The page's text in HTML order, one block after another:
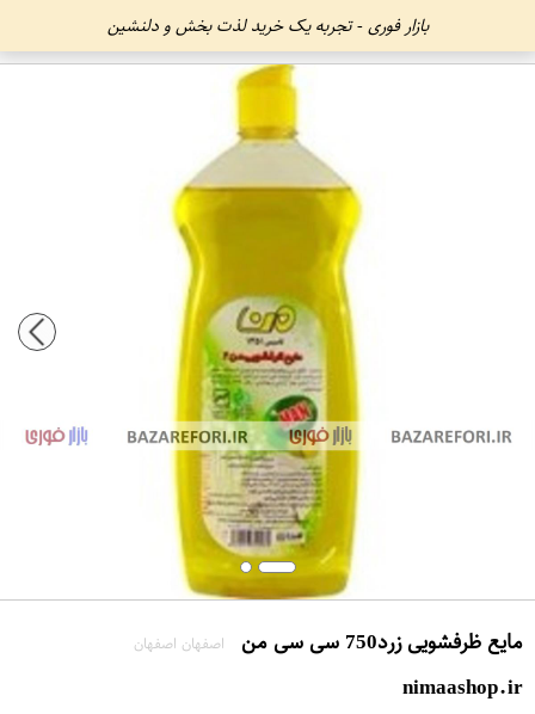
بازار فوری - تجربه یک خرید لذت بخش و دلنشین
مایع ظرفشویی زرد750 سی سی من اصفهان اصفهان
nimaashop.ir